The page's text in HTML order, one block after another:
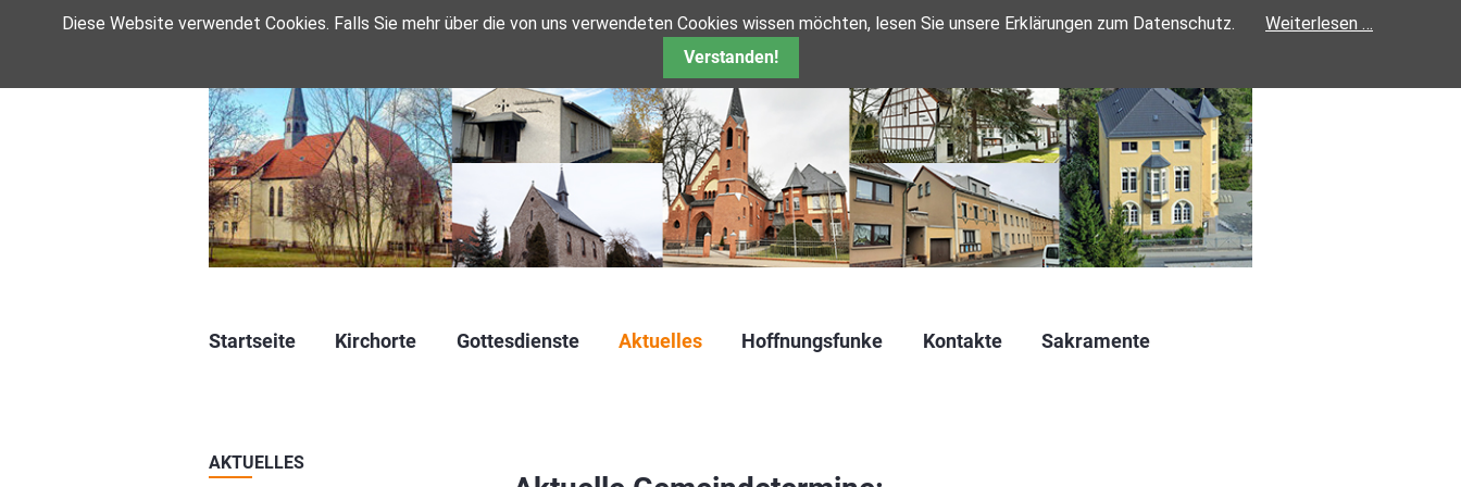
Navigation
Startseite Kirchorte Gottesdienste Aktuelles Hoffnungsfunke Kontakte Sakramente
AKTUELLES
Diese Website verwendet Cookies. Falls Sie mehr über die von uns verwendeten Cookies wissen möchten, lesen Sie unsere Erklärungen zum Datenschutz.
Weiterlesen …
Verstanden!